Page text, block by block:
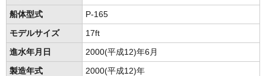
船体型式 P-165
モデルサイズ 17ft
進水年月日 2000(平成12)年6月
製造年式 2000(平成12)年